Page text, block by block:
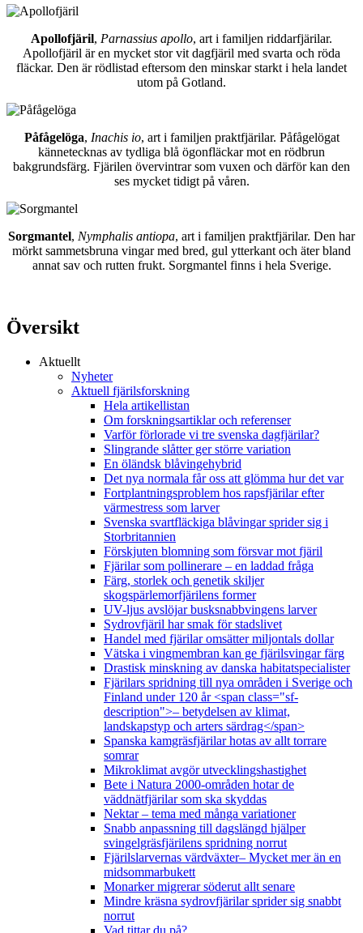
Apollofjäril, Parnassius apollo, art i familjen riddarfjärilar.
Apollofjäril är en mycket stor vit dagfjäril med svarta och röda
fläckar. Den är rödlistad eftersom den minskar starkt i hela landet
utom på Gotland.
Påfågelöga, Inachis io, art i familjen praktfjärilar. Påfågelögat
kännetecknas av tydliga blå ögonfläckar mot en rödbrun
bakgrundsfärg. Fjärilen övervintrar som vuxen och därför kan den
ses mycket tidigt på våren.
Sorgmantel, Nymphalis antiopa, art i familjen praktfjärilar. Den har
mörkt sammetsbruna vingar med bred, gul ytterkant och äter bland
annat sav och rutten frukt. Sorgmantel finns i hela Sverige.
Översikt
Aktuellt
Nyheter
Aktuell fjärilsforskning
Hela artikellistan
Om forskningsartiklar och referenser
Varför förlorade vi tre svenska dagfjärilar?
Slingrande slåtter ger större variation
En öländsk blåvingehybrid
Det nya normala får oss att glömma hur det var
Fortplantningsproblem hos rapsfjärilar efter
värmestress som larver
Svenska svartfläckiga blåvingar sprider sig i
Storbritannien
Förskjuten blomning som försvar mot fjäril
Fjärilar som pollinerare – en laddad fråga
Färg, storlek och genetik skiljer
skogspärlemorfjärilens former
UV-ljus avslöjar busksnabbvingens larver
Sydrovfjäril har smak för stadslivet
Handel med fjärilar omsätter miljontals dollar
Vätska i vingmembran kan ge fjärilsvingar färg
Drastisk minskning av danska habitatspecialister
Fjärilars spridning till nya områden i Sverige och
Finland under 120 år <span class="sf-
description">– betydelsen av klimat,
landskapstyp och arters särdrag</span>
Spanska kamgräsfjärilar hotas av allt torrare
somrar
Mikroklimat avgör utvecklingshastighet
Bete i Natura 2000-områden hotar de
väddnätfjärilar som ska skyddas
Nektar – tema med många variationer
Snabb anpassning till dagslängd hjälper
svingelgräsfjärilens spridning norrut
Fjärilslarvernas värdväxter– Mycket mer än en
midsommarbukett
Monarker migrerar söderut allt senare
Mindre kräsna sydrovfjärilar sprider sig snabbt
norrut
Vad tittar du på?